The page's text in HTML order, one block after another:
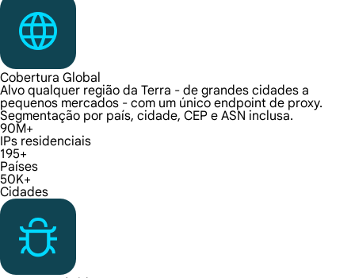
Cobertura Global
Alvo qualquer região da Terra - de grandes cidades a
pequenos mercados - com um único endpoint de proxy.
Segmentação por país, cidade, CEP e ASN inclusa.
90M+
IPs residenciais
195+
Países
50K+
Cidades